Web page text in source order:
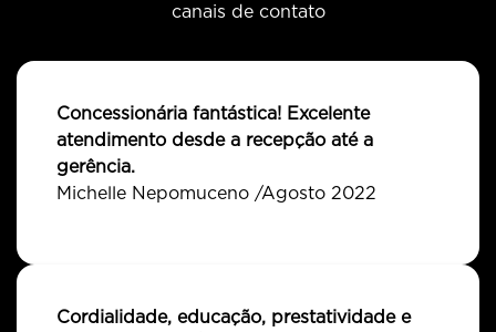
canais de contato
Concessionária fantástica! Excelente
atendimento desde a recepção até a
gerência.
Michelle Nepomuceno /Agosto 2022
Cordialidade, educação, prestatividade e